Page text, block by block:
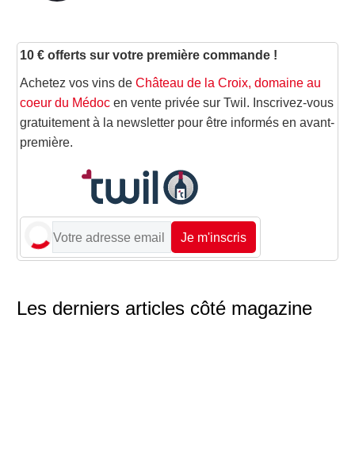
10 € offerts sur votre première commande !
Achetez vos vins de Château de la Croix, domaine au
coeur du Médoc en vente privée sur Twil. Inscrivez-vous
gratuitement à la newsletter pour être informés en avant-
première.
Je m'inscris
Les derniers articles côté magazine